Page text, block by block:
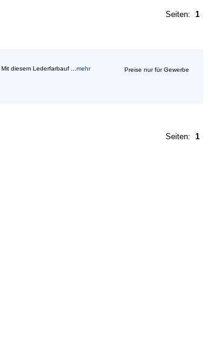
Seiten: 1
diesem Lederfarbauf ... mehr Preise nur für Gewerbe
Seiten: 1